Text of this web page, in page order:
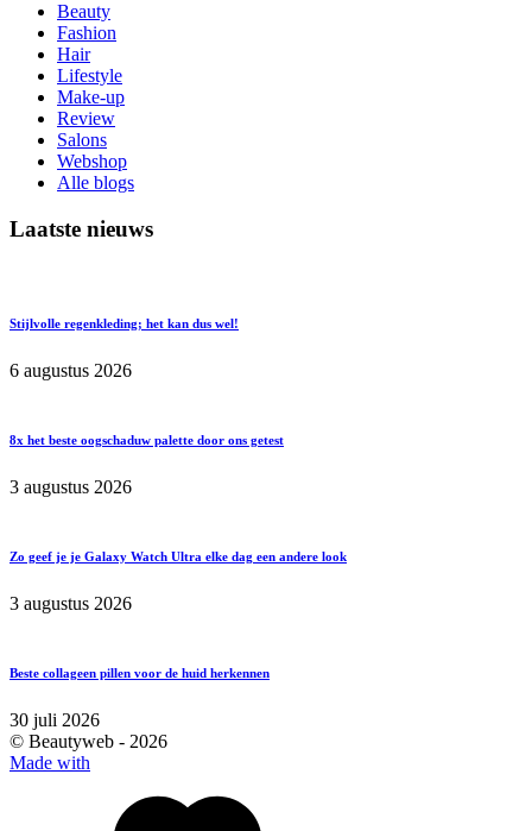
Beauty
Fashion
Hair
Lifestyle
Make-up
Review
Salons
Webshop
Alle blogs
Laatste nieuws
Stijlvolle regenkleding; het kan dus wel!
6 augustus 2026
8x het beste oogschaduw palette door ons getest
3 augustus 2026
Zo geef je je Galaxy Watch Ultra elke dag een andere look
3 augustus 2026
Beste collageen pillen voor de huid herkennen
30 juli 2026
© Beautyweb - 2026
Made with